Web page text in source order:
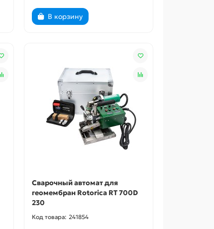
В корзину
Сварочный автомат для
геомембран Rotorica RT 700D
230
241854